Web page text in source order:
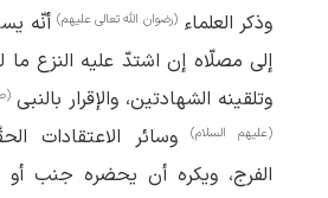
وذکر العلماء(رضوان الله تعالی علیهم) أنّه
إلی مصلّاه إن اشتدّ علیه النزع
وتلقینه الشهادتین، والإقرار بالنبی
(علیهم السلام)وسائر الاعتقادات
الفرج، ویکره أن یحضره جنب